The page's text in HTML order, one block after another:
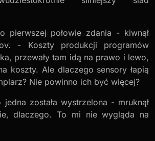
pierwszej połowie zdania - kiwnął
- Koszty produkcji programów
przewały tam idą na prawo i lewo,
koszty. Ale dlaczego sensory łapią
Nie powinno ich być więcej?
została wystrzelona - mruknął
dlaczego. To mi nie wygląda na